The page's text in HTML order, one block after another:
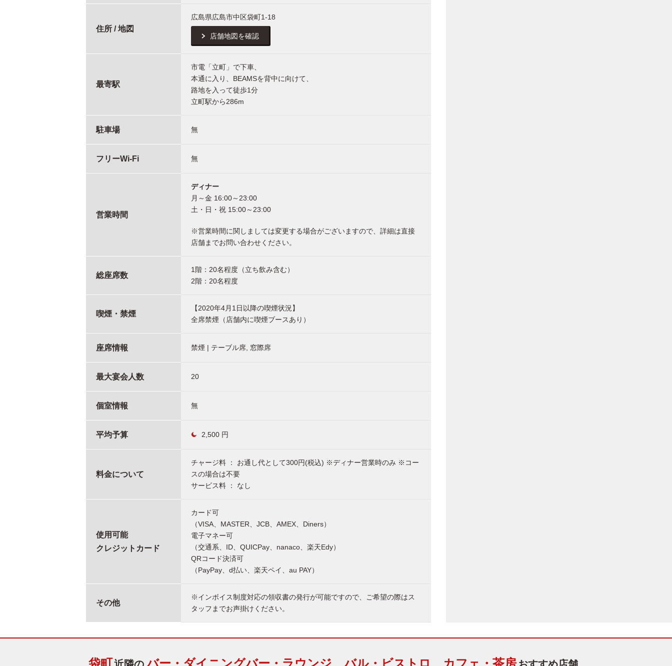
住所 / 地図
広島県広島市中区袋町1-18
店舗地図を確認
最寄駅
市電「立町」で下車、
本通に入り、BEAMSを背中に向けて、
路地を入って徒歩1分
立町駅から286m
駐車場 無
フリーWi-Fi 無
営業時間
ディナー
月～金 16:00～23:00
土・日・祝 15:00～23:00
※営業時間に関しましては変更する場合がございますので、詳細は直接
店舗までお問い合わせください。
総座席数
1階：20名程度（立ち飲み含む）
2階：20名程度
喫煙・禁煙
【2020年4月1日以降の喫煙状況】
全席禁煙（店舗内に喫煙ブースあり）
座席情報 禁煙 | テーブル席, 窓際席
最大宴会人数 20
個室情報 無
平均予算 2,500 円
料金について
チャージ料 ： お通し代として300円(税込) ※ディナー営業時のみ ※コー
スの場合は不要
サービス料 ： なし
使用可能
クレジットカード
カード可
（VISA、MASTER、JCB、AMEX、Diners）
電子マネー可
（交通系、ID、QUICPay、nanaco、楽天Edy）
QRコード決済可
（PayPay、d払い、楽天ペイ、au PAY）
その他
※インボイス制度対応の領収書の発行が可能ですので、ご希望の際はス
タッフまでお声掛けください。
袋町 バー・ダイニングバー・ラウンジ、バル・ビストロ、カフェ・茶房